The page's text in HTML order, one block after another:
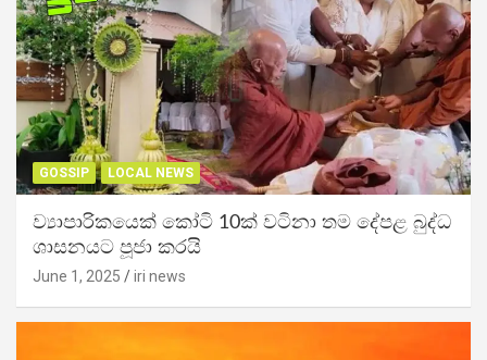
GOSSIP LOCAL NEWS
ව්‍යාපාරිකයෙක් කෝටි 10ක් වටිනා තම දේපළ බුද්ධ
ශාසනයට පූජා කරයි
June 1, 2025 iri news